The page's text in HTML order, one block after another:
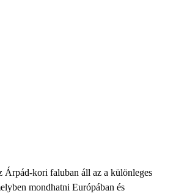
Árpád-kori faluban áll az a különleges
mondhatni Európában és